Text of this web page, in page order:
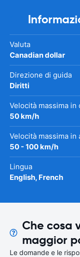
Valuta
Canadian dollar
Direzione di guida
Diritti
Velocità massima in
50 km/h
Velocità massima in
50 - 100 km/h
Lingua
English, French
Che cosa
maggior
Le domande e le